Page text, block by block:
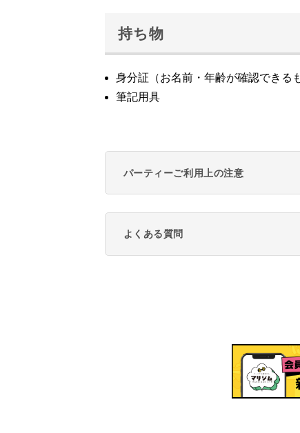
持ち物
身分証（お名前・年齢が確認できる
筆記用具
パーティーご利用上の注意
よくある質問